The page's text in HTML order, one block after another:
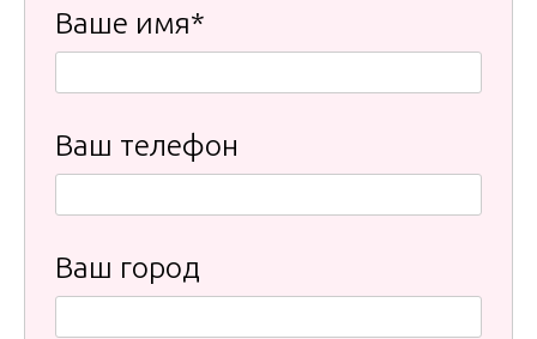
Ваше имя*
Ваш телефон
Ваш город